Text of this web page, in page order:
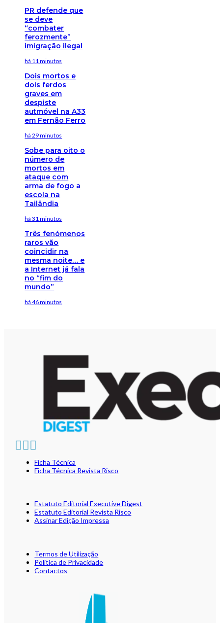
PR defende que
se deve
“combater
ferozmente”
imigração ilegal
há 11 minutos
Dois mortos e
dois ferdos
graves em
despiste
autmóvel na A33
em Fernão Ferro
há 29 minutos
Sobe para oito o
número de
mortos em
ataque com
arma de fogo a
escola na
Tailândia
há 31 minutos
Três fenómenos
raros vão
coincidir na
mesma noite… e
a Internet já fala
no “fim do
mundo”
há 46 minutos
Ficha Técnica
Ficha Técnica Revista Risco
Estatuto Editorial Executive Digest
Estatuto Editorial Revista Risco
Assinar Edição Impressa
Termos de Utilização
Política de Privacidade
Contactos